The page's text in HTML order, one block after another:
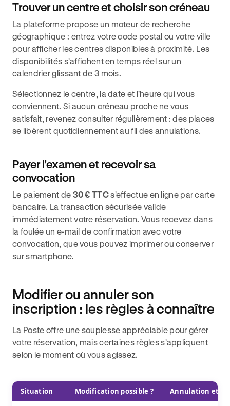
Trouver un centre et choisir son créneau
La plateforme propose un moteur de recherche
géographique : entrez votre code postal ou votre ville
pour afficher les centres disponibles à proximité. Les
disponibilités s'affichent en temps réel sur un
calendrier glissant de 3 mois.
Sélectionnez le centre, la date et l'heure qui vous
conviennent. Si aucun créneau proche ne vous
satisfait, revenez consulter régulièrement : des places
se libèrent quotidiennement au fil des annulations.
Payer l'examen et recevoir sa
convocation
Le paiement de 30 € TTCs'effectue en ligne par carte
bancaire. La transaction sécurisée valide
immédiatement votre réservation. Vous recevez dans
la foulée un e-mail de confirmation avec votre
convocation, que vous pouvez imprimer ou conserver
sur smartphone.
Modifier ou annuler son
inscription : les règles à connaître
La Poste offre une souplesse appréciable pour gérer
votre réservation, mais certaines règles s'appliquent
selon le moment où vous agissez.
Situation Modification possible ? Annulation et